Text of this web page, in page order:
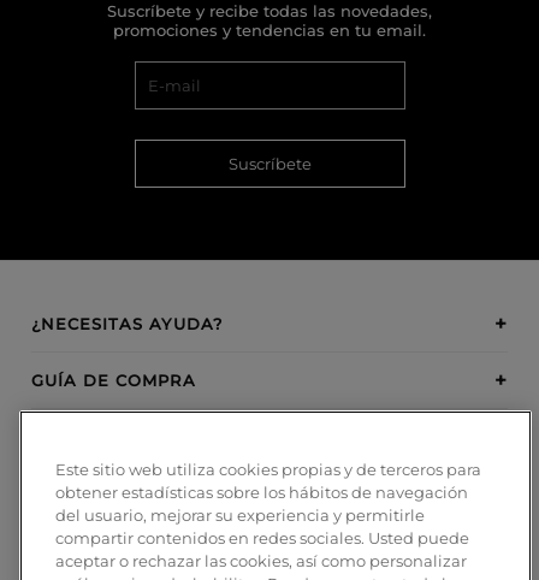
Suscríbete y recibe todas las novedades,
promociones y tendencias en tu email.
Suscríbete
¿NECESITAS AYUDA?
GUÍA DE COMPRA
INSPIRATION
MÉTODOS DE PAGO
Este sitio web utiliza cookies propias y de terceros para
obtener estadísticas sobre los hábitos de navegación
del usuario, mejorar su experiencia y permitirle
compartir contenidos en redes sociales. Usted puede
aceptar o rechazar las cookies, así como personalizar